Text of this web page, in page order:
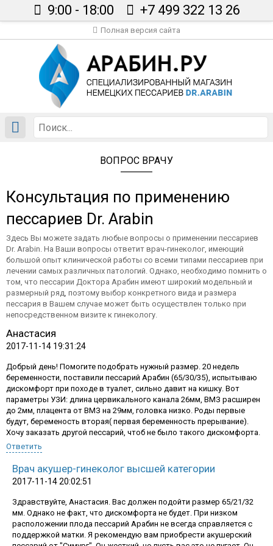
Каталог
Сертификаты
Вопрос врачу
Контакты
В корзине пусто
График работы:
+7 499 322 13 26
Заказать обратный звонок
9:00 - 18:00 +7 499 322 13 26
Полная версия сайта
ВОПРОС ВРАЧУ
Консультация по применению
пессариев Dr. Arabin
Здесь Вы можете задать любые вопросы о применении пессариев
Dr. Arabin. На Ваши вопросы ответит врач-гинеколог, имеющий
большой опыт клинической работы со всеми типами пессариев при
лечении самых различных патологий. Однако, необходимо помнить о
том, что пессарии Доктора Арабин имеют широкий модельный и
размерный ряд, поэтому выбор конкретного вида и размера
пессария в Вашем случае может быть осуществлен только при
непосредственном визите к гинекологу.
Анастасия
2017-11-14 19:31:24
Добрый день! Помогите подобрать нужный размер. 20 недель
беременности, поставили пессарий Арабин (65/30/35), испытываю
дискомфорт при походе в туалет, сильно давит на кишку. Вот
параметры УЗИ: длина цервикального канала 26мм, ВМЗ расширен
до 2мм, плацента от ВМЗ на 29мм, головка низко. Роды первые
будут, беременость вторая( первая беременность прерывание).
Хочу заказать другой пессарий, чтоб не было такого дискомфорта.
Ответить
Врач акушер-гинеколог высшей категории
2017-11-14 20:02:51
Здравствуйте, Анастасия. Вас должен подойти размер 65/21/32
мм. Однако не факт, что дискомфорта не будет. При низком
расположении плода пессарий Арабин не всегда справляется с
поддержкой матки. Я рекомендую вам приобрести акушерский